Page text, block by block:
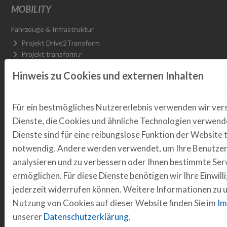
MOBILITY
Fahrzeuge & Infrastruktur
Projekt Drive2Transform
Projekt transform.r
Abgeschlossene Projekte
Nachhaltige Mobilität
Arbeitsgruppe Fahrradwirtschaft
H2.R Wasserstoffrunde Regensburg
Plattform Safe & Sustainable Mobility
Regensburg Smart City R_NEXT
Abgeschlossene Projekte
Daten & Vernetzung
R_Lab Mobilität
Projekt BAIKOR_R
Projekt RSU-Test
Projekt WiSe OMV
Hinweis zu Cookies und externen Inhalten
Für ein bestmögliches Nutzererlebnis verwenden wir
Dienste, die Cookies und ähnliche Technologien
Dienste sind für eine reibungslose Funktion der Website
notwendig. Andere werden verwendet, um Ihre
analysieren und zu verbessern oder Ihnen bestimmte
ermöglichen. Für diese Dienste benötigen wir Ihre
jederzeit widerrufen können. Weitere Informationen zu
Nutzung von Cookies auf dieser Website finden Sie im
unsererDatenschutzerklärung.